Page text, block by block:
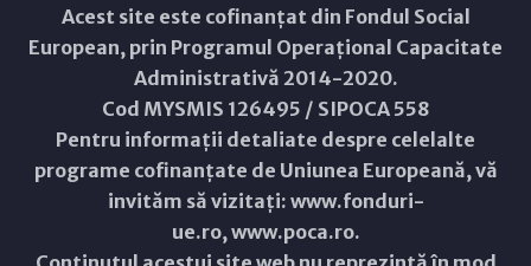
Acest site este cofinanțat din Fondul Social
European, prin Programul Operațional Capacitate
Administrativă 2014-2020.
Cod MYSMIS 126495 / SIPOCA 558
Pentru informații detaliate despre celelalte
programe cofinanțate de Uniunea Europeană, vă
invităm să vizitați: www.fonduri-
ue.ro,www.poca.ro.